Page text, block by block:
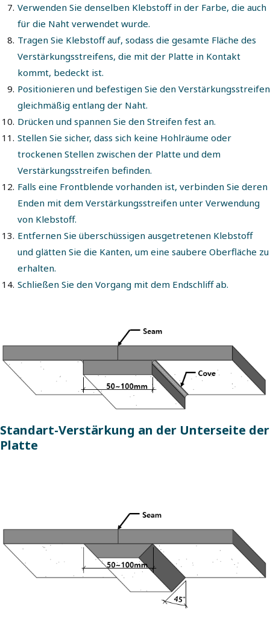
Verwenden Sie denselben Klebstoff in der Farbe, die auch
für die Naht verwendet wurde.
Tragen Sie Klebstoff auf, sodass die gesamte Fläche des
Verstärkungsstreifens, die mit der Platte in Kontakt
kommt, bedeckt ist.
Positionieren und befestigen Sie den Verstärkungsstreifen
gleichmäßig entlang der Naht.
Drücken und spannen Sie den Streifen fest an.
Stellen Sie sicher, dass sich keine Hohlräume oder
trockenen Stellen zwischen der Platte und dem
Verstärkungsstreifen befinden.
Falls eine Frontblende vorhanden ist, verbinden Sie deren
Enden mit dem Verstärkungsstreifen unter Verwendung
von Klebstoff.
Entfernen Sie überschüssigen ausgetretenen Klebstoff
und glätten Sie die Kanten, um eine saubere Oberfläche zu
erhalten.
Schließen Sie den Vorgang mit dem Endschliff ab.
Standart-Verstärkung an der Unterseite der
Platte